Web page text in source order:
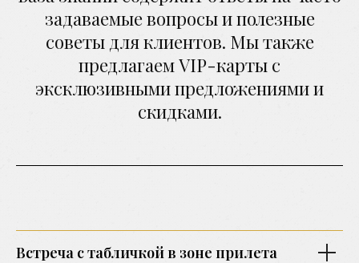
задаваемые вопросы и полезные
советы для клиентов. Мы также
предлагаем VIP-карты с
эксклюзивными предложениями и
скидками.
Встреча с табличкой в зоне прилета